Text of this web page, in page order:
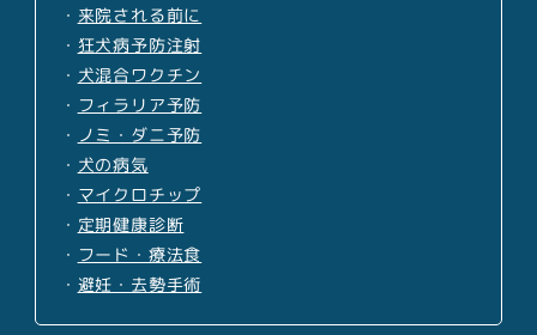
・ 来院される前に
・ 狂犬病予防注射
・ 犬混合ワクチン
・ フィラリア予防
・ ノミ・ダニ予防
・ 犬の病気
・ マイクロチップ
・ 定期健康診断
・ フード・療法食
・ 避妊・去勢手術